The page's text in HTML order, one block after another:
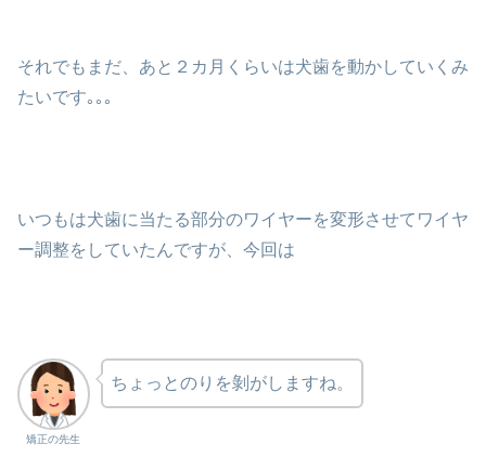
それでもまだ、あと２カ月くらいは犬歯を動かしていくみ
たいです｡｡｡
いつもは犬歯に当たる部分のワイヤーを変形させてワイヤ
ー調整をしていたんですが、今回は
矯正の先生
ちょっとのりを剝がしますね。